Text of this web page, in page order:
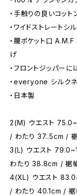
・手触りの良いコッ
・ワイドストレートシ
・腰ポケット口 A.M.F
げ
・フロントジッパー
・everyone シルク
・日本製
2(M) ウエスト
/ わたり 37..5cm /
3(L) ウエスト
わたり 38.8cm / 裾
4(XL) ウエスト
/ わたり 40.1cm /